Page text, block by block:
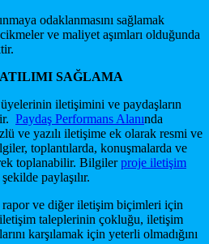
odaklanmasını sağlamak
ve maliyet aşımları olduğunda
SAĞLAMA
iletişimini ve paydaşların
Paydaş Performans Alanında
ve yazılı iletişime ek olarak resmi ve
toplantılarda, konuşmalarda ve
toplanabilir. Bilgilerproje iletişim
paylaşılır.
ve diğer iletişim biçimleri için
taleplerinin çokluğu, iletişim
karşılamak için yeterli olmadığını